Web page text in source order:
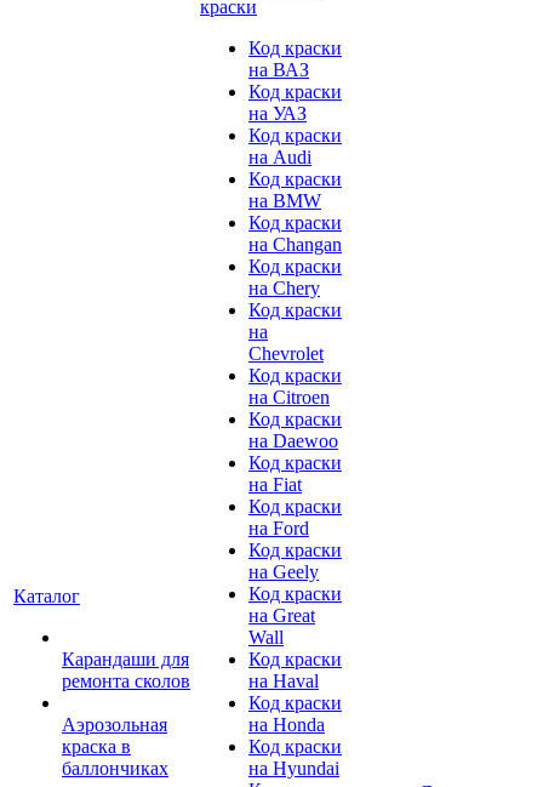
Каталог
Карандаши для
ремонта сколов
Аэрозольная
краска в
баллончиках
краски
Код краски
на ВАЗ
Код краски
на УАЗ
Код краски
на Audi
Код краски
на BMW
Код краски
на Changan
Код краски
на Chery
Код краски
на
Chevrolet
Код краски
на Citroen
Код краски
на Daewoo
Код краски
на Fiat
Код краски
на Ford
Код краски
на Geely
Код краски
на Great
Wall
Код краски
на Haval
Код краски
на Honda
Код краски
на Hyundai